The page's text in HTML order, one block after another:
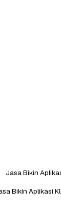
Jasa Bikin
Bikin Aplikasi